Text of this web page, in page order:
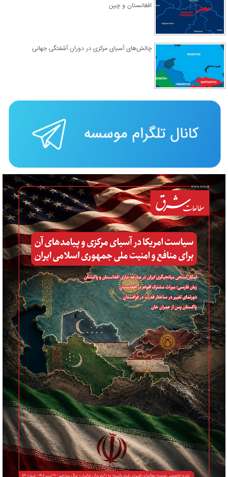
افغانستان و چین
چالش‌های آسیای مرکزی در دوران آشفتگی جهانی